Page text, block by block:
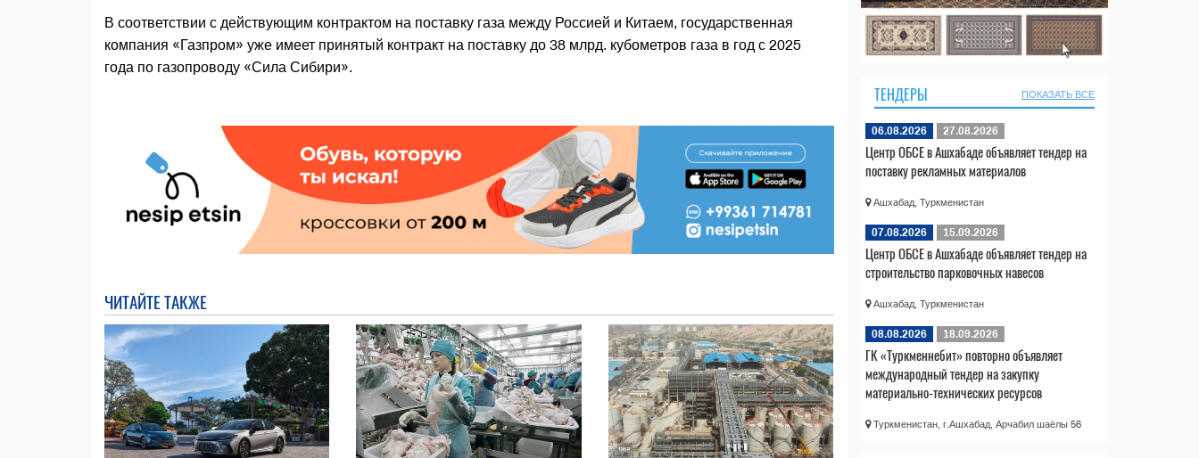
В соответствии с действующим контрактом на поставку газа между Россией и Китаем, государственная
компания «Газпром» уже имеет принятый контракт на поставку до 38 млрд. кубометров газа в год с 2025
года по газопроводу «Сила Сибири».
ЧИТАЙТЕ ТАКЖЕ
ТЕНДЕРЫ ПОКАЗАТЬ ВСЕ
06.08.2026 27.08.2026
Центр ОБСЕ в Ашхабаде объявляет тендер на
поставку рекламных материалов
Ашхабад, Туркменистан
07.08.2026 15.09.2026
Центр ОБСЕ в Ашхабаде объявляет тендер на
строительство парковочных навесов
Ашхабад, Туркменистан
08.08.2026 18.09.2026
ГК «Туркменнебит» повторно объявляет
международный тендер на закупку
материально-технических ресурсов
Туркменистан, г.Ашхабад, Арчабил шаёлы 56